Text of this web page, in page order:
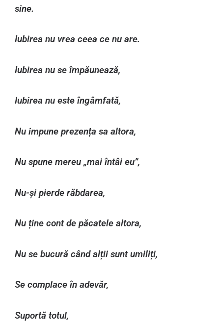
sine.
Iubirea nu vrea ceea ce nu are.
Iubirea nu se împăunează,
Iubirea nu este îngâmfată,
Nu impune prezența sa altora,
Nu spune mereu „mai întâi eu”,
Nu-și pierde răbdarea,
Nu ține cont de păcatele altora,
Nu se bucură când alții sunt umiliți,
Se complace în adevăr,
Suportă totul,